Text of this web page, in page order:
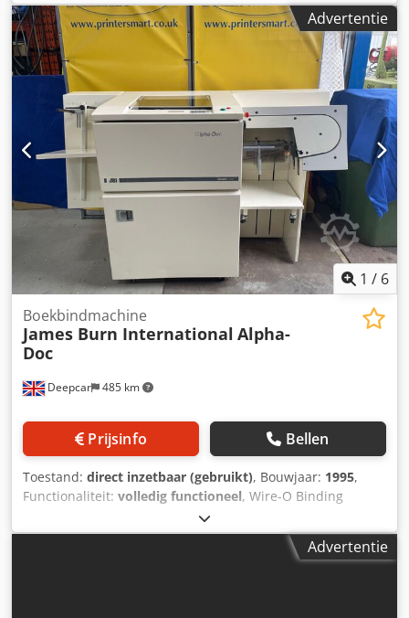
maximaal werkstukformaat: ca. 130 mm/170 mm,
maximaal afdrukdiameter: ca. 60 mm, maximale
tamponslag: 100 mm, maximale cyclustijd: 1200 cycli/uur.
De machine wordt aangedreven door perslucht; het
druksysteem heeft open inktbakken. Bezichtiging is
mogelijk na overleg. Cedpfszk Nb Njx Amyeha
Advertentie
1 / 6
Deepcar 485 km
Boekbindmachine
James Burn International Alpha-
Doc
Prijsinfo Bellen
Toestand: direct inzetbaar (gebruikt), Bouwjaar: 1995,
Functionaliteit: volledig functioneel, Wire-O Binding
automatische papierperforeermachine voor A4 & A5 vellen.
Maximaal velformaat 360mm x 330mm Minimaal
velformaat 138mm x 138mm Papiervoorraad 50gsm tot
Advertentie